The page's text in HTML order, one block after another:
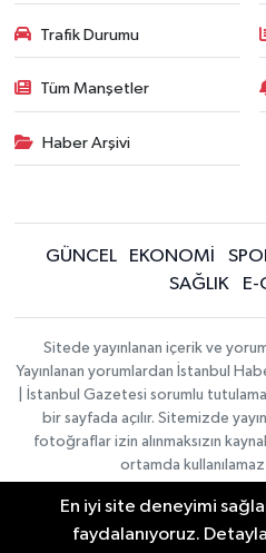
Trafik Durumu
Tüm Manşetler
Haber Arşivi
GÜNCEL EKONOMİ
SAĞLIK
E-
Sitede yayınlanan içerik ve
Yayınlanan yorumlardan İstanbul
| İstanbul Gazetesi sorumlu
bir sayfada açılır. Sitemizde
fotoğraflar izin alınmaksızın
ortamda
İletişim
Künye
En iyi site deneyimi
faydalanıyoruz.